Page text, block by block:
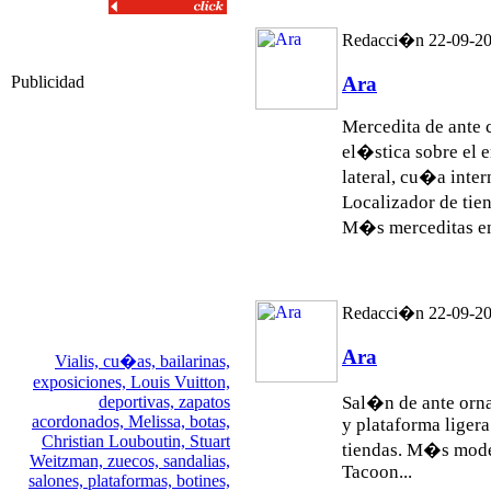
Publicidad
Vialis, cu�as, bailarinas,
exposiciones, Louis Vuitton,
deportivas, zapatos
acordonados, Melissa, botas,
Christian Louboutin, Stuart
Weitzman, zuecos, sandalias,
salones, plataformas, botines,
Redacci�n 22-09-
Ara
Mercedita de ante
el�stica sobre el
lateral, cu�a
Localizador de
M�s merceditas
Redacci�n 22-09-
Ara
Sal�n de ante
y plataforma
tiendas. M�s
Tacoon...